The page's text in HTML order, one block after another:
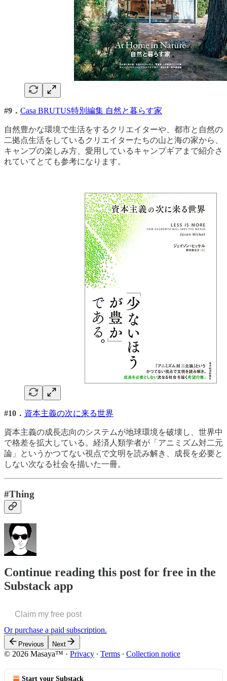
#9． Casa BRUTUS特別編集 自然と暮らす家
自然豊かな環境で生活をするクリエイターや、都市と自然の
二拠点生活をしているクリエイターたちの山と海の家から、
キャンプの楽しみ方、愛用しているキャンプギアまで紹介さ
れていてとても参考になります。
#10． 資本主義の次に来る世界
資本主義の成長志向のシステムが地球環境を破壊し、世界中
で格差を拡大している。経済人類学者が「アニミズム対二元
論」というかつてない視点で文明を読み解き、成長を必要と
しない次なる社会を描いた一冊。
#Thing
Continue reading this post for free in the
Substack app
Claim my free post
Or purchase a paid subscription.
Previous Next
© 2026 Masaya™ · Privacy ∙ Terms ∙ Collection notice
Start your Substack